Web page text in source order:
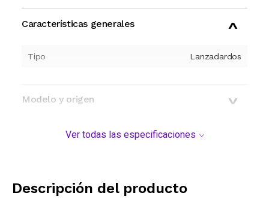
Características generales
Tipo Lanzadardos
Modelo y origen
Ver todas las especificaciones
Descripción del producto